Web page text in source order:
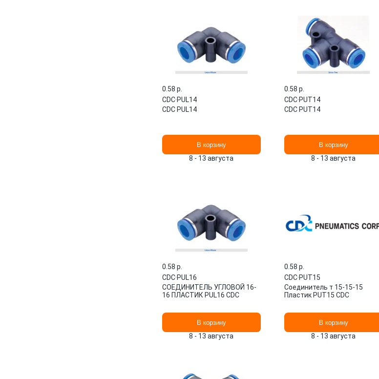
0.58 p.
CDC·PUL14
CDC PUL14
В корзину
8 - 13 августа
0.58 p.
CDC·PUT14
CDC PUT14
В корзину
8 - 13 августа
0.58 p.
CDC·PUL16
СОЕДИНИТЕЛЬ УГЛОВОЙ 16-
16 ПЛАСТИК PUL16 CDC
В корзину
8 - 13 августа
0.58 p.
CDC·PUT15
Соединитель т 15-15-15
Пластик PUT15 CDC
В корзину
8 - 13 августа